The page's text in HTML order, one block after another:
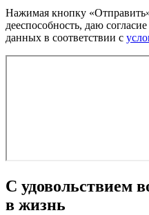
Нажимая кнопку
дееспособность, даю
данных в соответствии с
С удовольствием
в жизнь